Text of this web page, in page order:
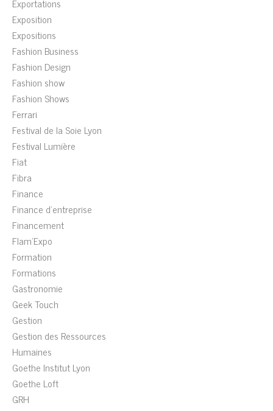
Exposition
Expositions
Fashion Business
Fashion Design
Fashion show
Fashion Shows
Ferrari
Festival de la Soie Lyon
Festival Lumière
Fiat
Fibra
Finance
Finance d'entreprise
Financement
Flam'Expo
Formation
Formations
Gastronomie
Geek Touch
Gestion
Gestion des Ressources
Humaines
Goethe Institut Lyon
Goethe Loft
GRH